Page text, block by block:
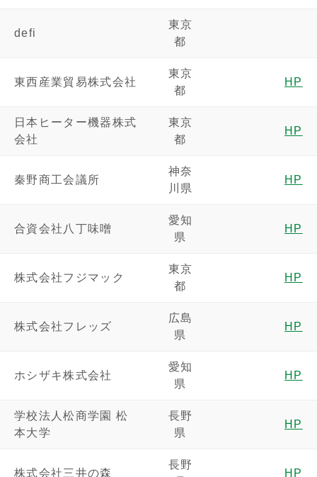
defi
東京
都
東西産業貿易株式会社
東京
都
HP
日本ヒーター機器株式
会社
東京
都
HP
秦野商工会議所
神奈
川県
HP
合資会社八丁味噌
愛知
県
HP
株式会社フジマック
東京
都
HP
株式会社フレッズ
広島
県
HP
ホシザキ株式会社
愛知
県
HP
学校法人松商学園 松
本大学
長野
県
HP
株式会社三井の森
長野
HP